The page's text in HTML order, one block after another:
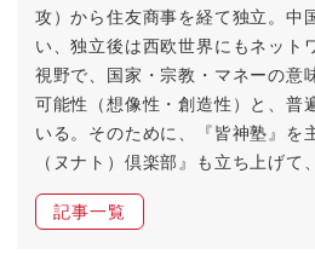
攻）から住友商事を経て独立。中
い、独立後は西欧世界にもネット
視野で、国家・宗教・マネーの意
可能性（想像性・創造性）と、普
いる。そのために、『皆神塾』を
（ヌナト）倶楽部』も立ち上げて
記事一覧